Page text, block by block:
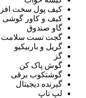
کیف پول سخت
کیف و کاور گوشی
گاو صندوق
گجت تست سلامت
گریل و باربیکیو
گز
گوش پاک کن
گوشتکوب برقی
گیرنده دیجیتال
لپ تاپ